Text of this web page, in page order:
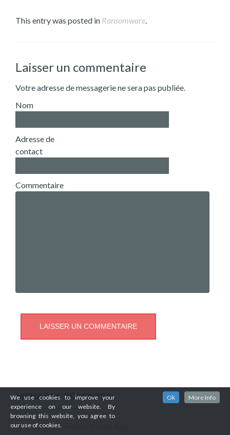
This entry was posted in Ransomware.
Laisser un commentaire
Votre adresse de messagerie ne sera pas publiée.
Nom
Adresse de
contact
Commentaire
MENACES RÉCENTES
Alerte de menace Tisiqo App
We use cookies to improve your
experience on our website. By
browsing this website, you agree to
our use of cookies.
Ok More Info